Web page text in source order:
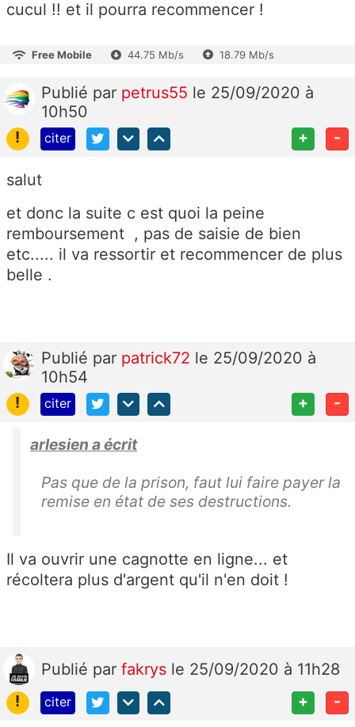
cucul !! et il pourra recommencer !
Free Mobile 44.75 Mb/s 18.79 Mb/s
Publié par petrus55 le 25/09/2020 à
10h50
!
citer + -
salut
et donc la suite c est quoi la peine
remboursement , pas de saisie de bien
etc..... il va ressortir et recommencer de plus
belle .
Publié par patrick72 le 25/09/2020 à
10h54
!
citer + -
arlesien a écrit
Pas que de la prison, faut lui faire payer la
remise en état de ses destructions.
Il va ouvrir une cagnotte en ligne... et
récoltera plus d'argent qu'il n'en doit !
Publié par fakrys le 25/09/2020 à 11h28
!
citer + -